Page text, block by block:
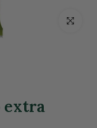
Click
extra